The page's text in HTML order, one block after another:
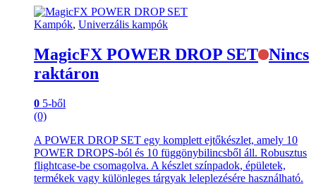
Kampók, Univerzális kampók
MagicFX POWER DROP SET Nincs
raktáron
0 5-ből
(0)
A POWER DROP SET egy komplett ejtőkészlet, amely 10
POWER DROPS-ból és 10 függönybilincsből áll. Robusztus
flightcase-be csomagolva. A készlet színpadok, épületek,
termékek vagy különleges tárgyak leleplezésére használható.